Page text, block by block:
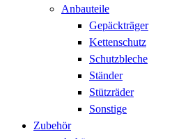
Anbauteile
Gepäckträger
Kettenschutz
Schutzbleche
Ständer
Stützräder
Sonstige
Zubehör